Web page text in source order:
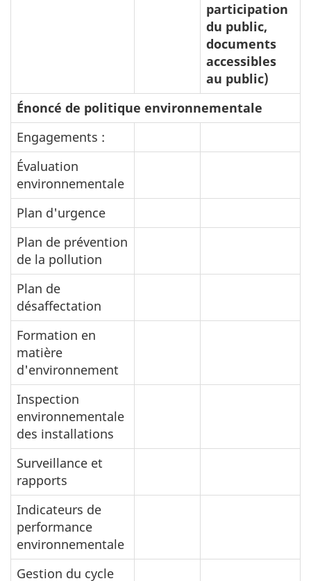
participation
du public,
documents
accessibles
au public)
Énoncé de politique environnementale
Engagements :
Évaluation
environnementale
Plan d'urgence
Plan de prévention
de la pollution
Plan de
désaffectation
Formation en
matière
d'environnement
Inspection
environnementale
des installations
Surveillance et
rapports
Indicateurs de
performance
environnementale
Gestion du cycle